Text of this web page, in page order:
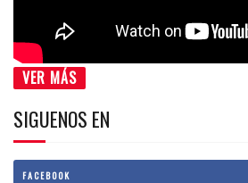
VER MÁS
SIGUENOS EN
FACEBOOK